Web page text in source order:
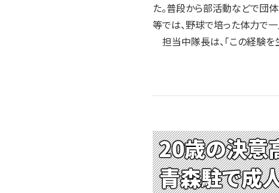
た。普段から部活動などで団
等では、野球で培った体力で
担当中隊長は、「この経験
20歳の決意
青森駐で成